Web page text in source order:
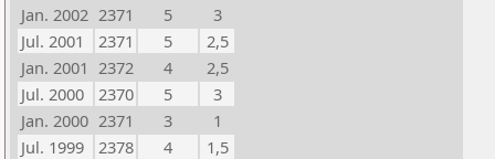
Jan. 2002 2371 5
3
Jul. 2001
2371 5
2,5
Jan. 2001 2372 4
2,5
Jul. 2000
2370 5
3
Jan. 2000 2371 3
1
Jul. 1999
2378 4
1,5